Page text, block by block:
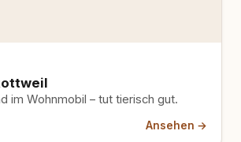
im Wohnmobil – tut tierisch gut.
Ansehen →